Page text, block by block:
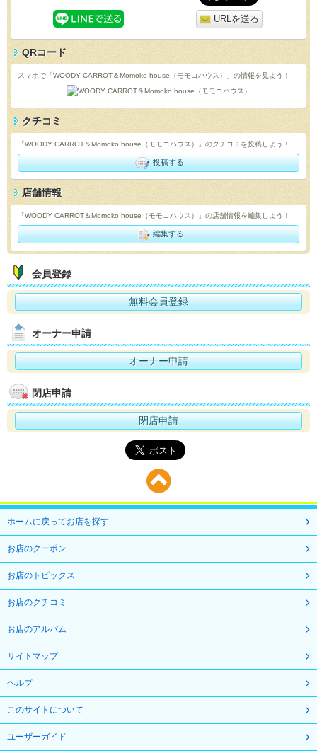
URLを送る
QRコード
スマホで「WOODY CARROT＆Momoko house（モモコハウス）」の情報を見よう！
クチコミ
「WOODY CARROT＆Momoko house（モモコハウス）」のクチコミを投稿しよう！
投稿する
店舗情報
「WOODY CARROT＆Momoko house（モモコハウス）」の店舗情報を編集しよう！
編集する
会員登録
無料会員登録
オーナー申請
オーナー申請
閉店申請
閉店申請
ホームに戻ってお店を探す
お店のクーポン
お店のトピックス
お店のクチコミ
お店のアルバム
サイトマップ
ヘルプ
このサイトについて
ユーザーガイド